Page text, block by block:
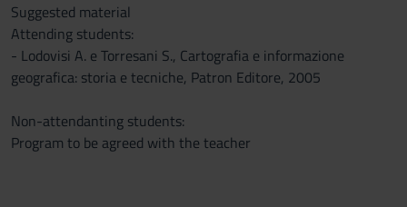
Suggested material
Attending students:
- Lodovisi A. e Torresani S., Cartografia e informazione
geografica: storia e tecniche, Patron Editore, 2005
Non-attendanting students:
Program to be agreed with the teacher